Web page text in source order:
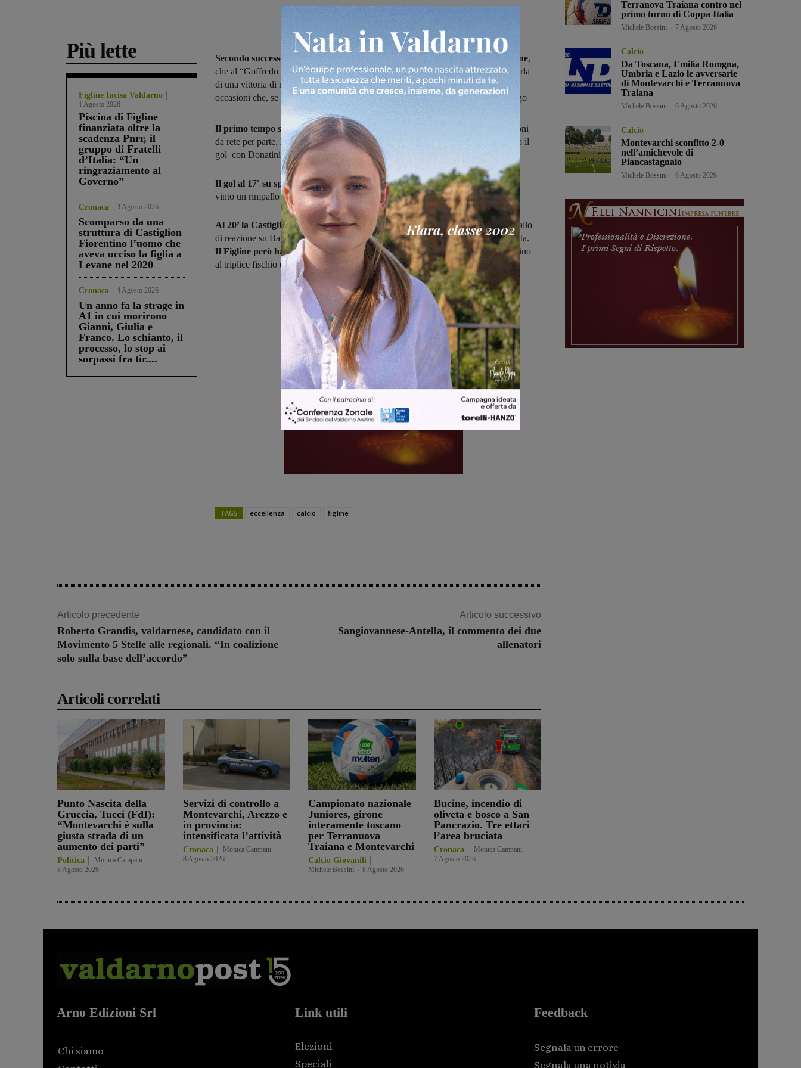
Più lette
Figline Incisa Valdarno
1 Agosto 2026
Piscina di Figline
finanziata oltre la
scadenza Pnrr, il
gruppo di Fratelli
d’Italia: “Un
ringraziamento al
Governo”
Cronaca 3 Agosto 2026
Scomparso da una
struttura di Castiglion
Fiorentino l’uomo che
aveva ucciso la figlia a
Levane nel 2020
Cronaca 4 Agosto 2026
Un anno fa la strage in
A1 in cui morirono
Gianni, Giulia e
Franco. Lo schianto, il
processo, lo stop ai
sorpassi fra tir....
Secondo successo in campionato e quarto in altrettante gare ufficiali per il Figline,
che al “Goffredo Del Buffa” ha regolato per 1-0 la Castiglionese.Il risultato parla
di una vittoria di misura ma la squadra di mister Mocarelli ha creato numerose
occasioni che, se sfruttate a dovere, avrebbero potuto rendere il punteggio più largo
Il primo tempo si era chiuso con un risultato a occhiali,
con un paio di occasioni
da rete per parte. Nella ripresa il Figlineha iniziato a premere sul gas,
sfiorando il
gol con Donatini subito in avvio e al 9’con Bibaj, ben pescato da Betti,
Il gol al 17′ su spunto di Betti (nella foto), che dalla sinistra si è accentrato, ha
vinto un rimpallo e da posizione defilataha infilato il portiere sul secondo palo.
Al 20’ la Castiglionese è rimane in dieci
per l’espulsione diretta di Scichilone (fallo
di reazione su Bartolozzi) ma, anche se con l’uomo in meno. non si è data per vinta.
Il Figline però ha gestito bene il risultatoe contenuto le sortite degli avversari fino
al triplice fischio del direttore di gara.
TAGS eccellenza calcio figline
Articolo precedente
Roberto Grandis, valdarnese, candidato con il
Movimento 5 Stelle alle regionali. “In coalizione
solo sulla base dell’accordo”
Articolo successivo
Sangiovannese-Antella, il commento dei due
allenatori
Articoli correlati
Punto Nascita della
Gruccia, Tucci (FdI):
“Montevarchi è sulla
giusta strada di un
aumento dei parti”
Politica Monica Campani
8 Agosto 2026
Servizi di controllo a
Montevarchi, Arezzo e
in provincia:
intensificata l’attività
Cronaca Monica Campani
8 Agosto 2026
Campionato nazionale
Juniores, girone
interamente toscano
per Terranuova
Traiana e Montevarchi
Calcio Giovanili
Michele Bossini 8 Agosto 2026
Bucine, incendio di
oliveta e bosco a San
Pancrazio. Tre ettari
l’area bruciata
Cronaca Monica Campani
7 Agosto 2026
Terranova Traiana contro nel
primo turno di Coppa Italia
Michele Bossini 7 Agosto 2026
Calcio
Da Toscana, Emilia Romgna,
Umbria e Lazio le avversarie
di Montevarchi e Terranuova
Traiana
Michele Bossini 6 Agosto 2026
Calcio
Montevarchi sconfitto 2-0
nell’amichevole di
Piancastagnaio
Michele Bossini 6 Agosto 2026
Arno Edizioni Srl
Chi siamo
Link utili
Elezioni
Speciali
Feedback
Segnala un errore
Segnala una notizia